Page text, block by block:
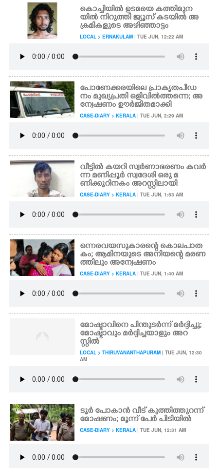
കൊച്ചിയിൽ ഉടമയെ കത്തിമുന
യിൽ നിറുത്തി ജ്യൂസ് കടയിൽ അ
ക്രമികളുടെ അഴിഞ്ഞാട്ടം
LOCAL > ERNAKULAM | TUE JUN, 12:22 AM
പോണേക്കരയിലെ പ്രാകൃതപീ‌ഡ
നം മുഖ്യപ്രതി ഒളിവിൽത്തന്നെ; അ
ന്വേഷണം ഊ‌ർജിതമാക്കി
CASE-DIARY > KERALA | TUE JUN, 2:29 AM
വീട്ടിൽ കയറി സ്വർണാഭരണം കവർ
ന്ന മണിപ്പൂർ സ്വദേശി ഒരു മ
ണിക്കൂറിനകം അറസ്റ്റിലായി
CASE-DIARY > KERALA | TUE JUN, 1:53 AM
ഒന്നരവയസുകാരന്റെ കൊലപാത
കം; ആമിനയുടെ അനിയന്റെ മരണ
ത്തിലും അന്വേഷണം
CASE-DIARY > KERALA | TUE JUN, 1:40 AM
മോഷ്ടാവിനെ പിന്തുടർന്ന് മർദ്ദിച്ചു;
മോഷ്ടാവും മർദ്ദിച്ചയാളും അറ
സ്റ്റിൽ
LOCAL > THIRUVANANTHAPURAM | TUE JUN, 12:30
AM
ടൂർ പോകാൻ വീട് കുത്തിത്തുറന്ന്
മോഷണം; മൂന്ന് പേർ പിടിയിൽ
CASE-DIARY > KERALA | TUE JUN, 12:31 AM